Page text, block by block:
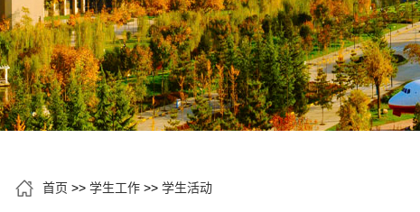
首页 >> 学生工作 >> 学生活动